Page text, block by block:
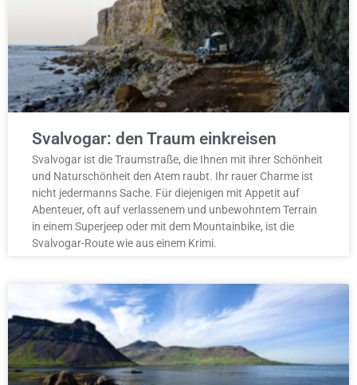
Svalvogar: den Traum einkreisen
Svalvogar ist die Traumstraße, die Ihnen mit ihrer Schönheit
und Naturschönheit den Atem raubt. Ihr rauer Charme ist
nicht jedermanns Sache. Für diejenigen mit Appetit auf
Abenteuer, oft auf verlassenem und unbewohntem Terrain
in einem Superjeep oder mit dem Mountainbike, ist die
Svalvogar-Route wie aus einem Krimi.